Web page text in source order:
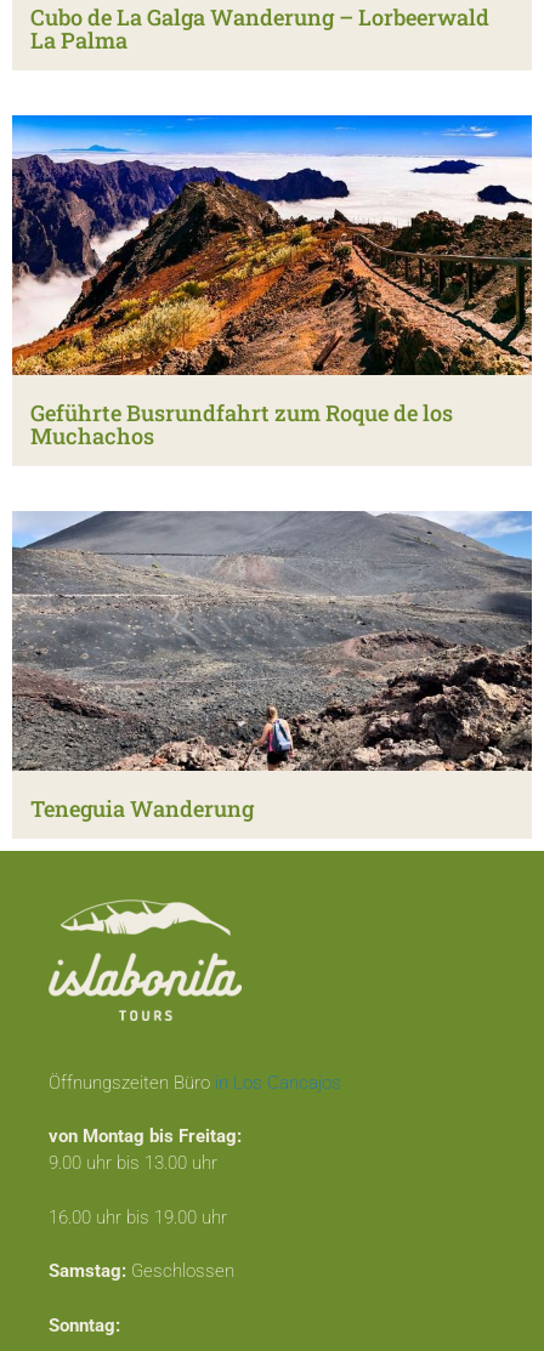
Cubo de La Galga Wanderung – Lorbeerwald
La Palma
Geführte Busrundfahrt zum Roque de los
Muchachos
Teneguia Wanderung
Öffnungszeiten Büro in Los Cancajos
von Montag bis Freitag:
9.00 uhr bis 13.00 uhr
16.00 uhr bis 19.00 uhr
Samstag: Geschlossen
Sonntag: